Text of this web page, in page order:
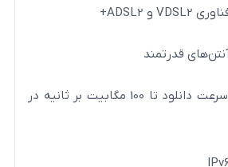
پشتیبانی از سرعت دانلود تا 100 مگابیت بر ثانیه در